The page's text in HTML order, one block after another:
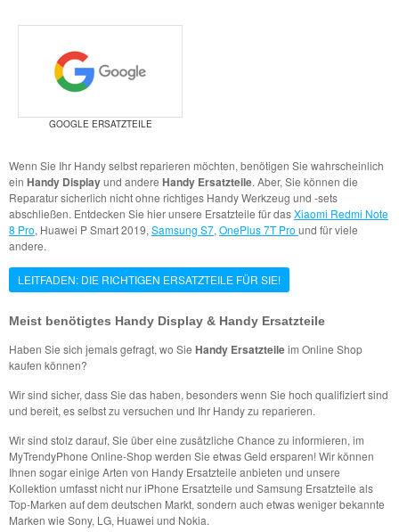
GOOGLE ERSATZTEILE
Wenn Sie Ihr Handy selbst reparieren möchten, benötigen Sie wahrscheinlich
ein Handy Displayund andere Handy Ersatzteile. Aber, Sie können die
Reparatur sicherlich nicht ohne richtiges Handy Werkzeug und -sets
abschließen. Entdecken Sie hier unsere Ersatzteile für dasXiaomi Redmi Note
8 Pro, Huawei P Smart 2019, Samsung S7, OnePlus 7T Pro und für viele
andere.
LEITFADEN: DIE RICHTIGEN ERSATZTEILE FÜR SIE!
Meist benötigtes Handy Display & Handy Ersatzteile
Haben Sie sich jemals gefragt, wo Sie Handy Ersatzteileim Online Shop
kaufen können?
Wir sind sicher, dass Sie das haben, besonders wenn Sie hoch qualifiziert sind
und bereit, es selbst zu versuchen und Ihr Handy zu reparieren.
Wir sind stolz darauf, Sie über eine zusätzliche Chance zu informieren, im
MyTrendyPhone Online-Shop werden Sie etwas Geld ersparen! Wir können
Ihnen sogar einige Arten von Handy Ersatzteile anbieten und unsere
Kollektion umfasst nicht nur iPhone Ersatzteile und Samsung Ersatzteile als
Top-Marken auf dem deutschen Markt, sondern auch etwas weniger bekannte
Marken wie Sony, LG, Huawei und Nokia.